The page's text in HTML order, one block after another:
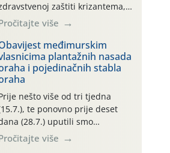
zaštiti krizantema,
prije zamračivanja u proteklom
smo mjesecu tri puta upućivali
o preventivnim
zaštite krizantema od
uzročnika bolesti,
i fito-fagnih grinja (23.7.,
06.7.)! Na početku ovog
je zabilježeno je
i ekstremno vruće
razdoblje, uz
temperature […]
više
međimurskim
plantažnih nasada
i pojedinačnih stabla
nešto više od tri tjedna
te ponovno prije deset
(28.7.) uputili smo
vlasnicima plantažnih
nasada oraha i pojedinačnih
više